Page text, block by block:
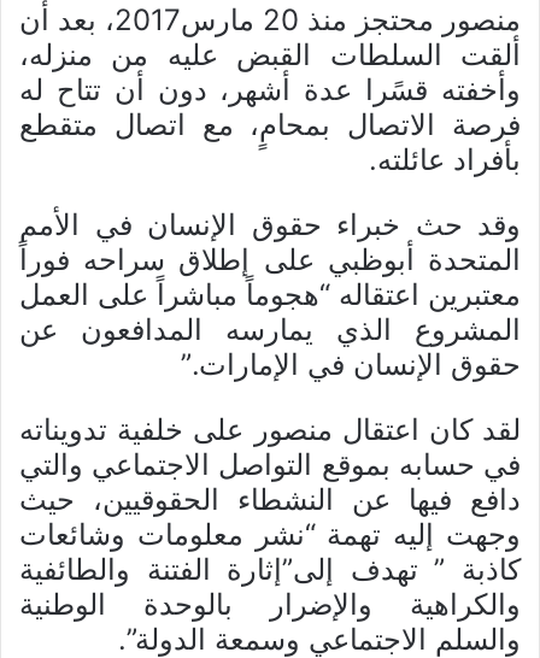
منصور محتجز منذ 20 مارس2017، بعد أن
ألقت السلطات القبض عليه من منزله،
وأخفته قسًرا عدة أشهر، دون أن تتاح له
فرصة الاتصال بمحامٍ، مع اتصال متقطع
بأفراد عائلته.
وقد حث خبراء حقوق الإنسان في الأمم
المتحدة أبوظبي على إطلاق سراحه فوراً
معتبرين اعتقاله “هجوماً مباشراً على العمل
المشروع الذي يمارسه المدافعون عن
حقوق الإنسان في الإمارات.”
لقد كان اعتقال منصور على خلفية تدويناته
في حسابه بموقع التواصل الاجتماعي والتي
دافع فيها عن النشطاء الحقوقيين، حيث
وجهت إليه تهمة “نشر معلومات وشائعات
كاذبة ” تهدف إلى”إثارة الفتنة والطائفية
والكراهية والإضرار بالوحدة الوطنية
والسلم الاجتماعي وسمعة الدولة”.